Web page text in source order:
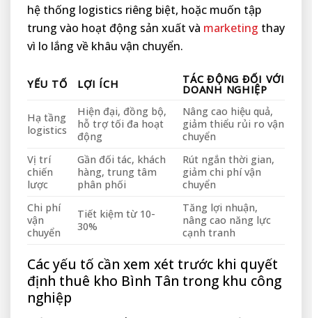
hệ thống logistics riêng biệt, hoặc muốn tập
trung vào hoạt động sản xuất và marketing thay
vì lo lắng về khâu vận chuyển.
YẾU TỐ LỢI ÍCH TÁC ĐỘNG ĐỐI VỚI
DOANH NGHIỆP
Hạ tầng
logistics
Hiện đại, đồng bộ,
hỗ trợ tối đa hoạt
động
Nâng cao hiệu quả,
giảm thiểu rủi ro vận
chuyển
Vị trí
chiến
lược
Gần đối tác, khách
hàng, trung tâm
phân phối
Rút ngắn thời gian,
giảm chi phí vận
chuyển
Chi phí
vận
chuyển
Tiết kiệm từ 10-
30%
Tăng lợi nhuận,
nâng cao năng lực
cạnh tranh
Các yếu tố cần xem xét trước khi quyết
định thuê kho Bình Tân trong khu công
nghiệp